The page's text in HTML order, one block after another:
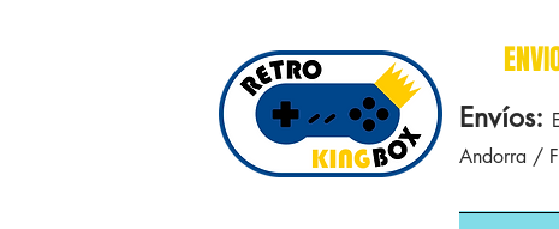
Envíos:
Andorra /